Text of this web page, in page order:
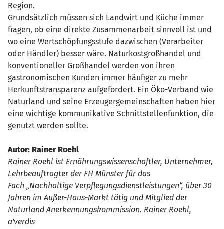
Region.
Grundsätzlich müssen sich Landwirt und Küche immer
fragen, ob eine direkte Zusammenarbeit sinnvoll ist und
wo eine Wertschöpfungsstufe dazwischen (Verarbeiter
oder Händler) besser wäre. Naturkostgroßhandel und
konventioneller Großhandel werden von ihren
gastronomischen Kunden immer häufiger zu mehr
Herkunftstransparenz aufgefordert. Ein Öko-Verband wie
Naturland und seine Erzeugergemeinschaften haben hier
eine wichtige kommunikative Schnittstellenfunktion, die
genutzt werden sollte.
Autor: Rainer Roehl
Rainer Roehl ist Ernährungswissenschaftler, Unternehmer,
Lehrbeauftragter der FH Münster für das
Fach „Nachhaltige Verpflegungsdienstleistungen“, über 30
Jahren im Außer-Haus-Markt tätig und Mitglied der
Naturland Anerkennungskommission. Rainer Roehl,
a'verdis